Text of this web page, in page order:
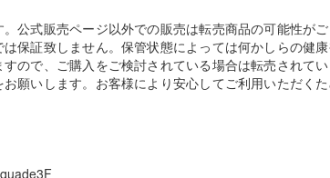
公式販売ページ以外での販売は転売商品の可能性が
保証致しません。保管状態によっては何かしらの健
ので、ご購入をご検討されている場合は転売されて
願いします。お客様により安心してご利用いただく